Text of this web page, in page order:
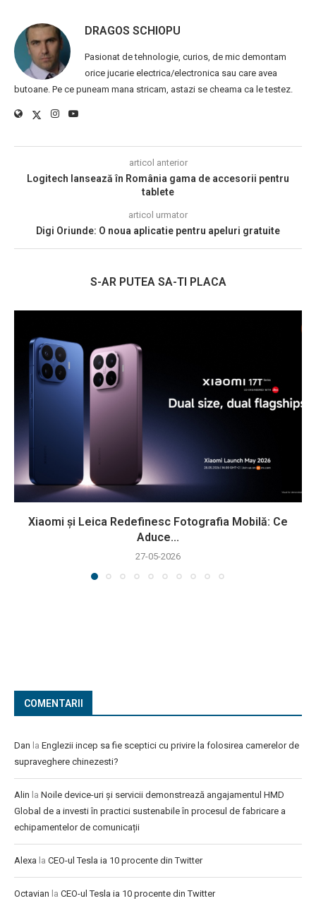
DRAGOS SCHIOPU
Pasionat de tehnologie, curios, de mic demontam
orice jucarie electrica/electronica sau care avea
butoane. Pe ce puneam mana stricam, astazi se cheama ca le testez.
articol anterior
Logitech lansează în România gama de accesorii pentru
tablete
articol urmator
Digi Oriunde: O noua aplicatie pentru apeluri gratuite
S-AR PUTEA SA-TI PLACA
Xiaomi și Leica Redefinesc Fotografia Mobilă: Ce
Aduce...
27-05-2026
COMENTARII
Dan la Englezii incep sa fie sceptici cu privire la folosirea camerelor de
supraveghere chinezesti?
Alin la Noile device-uri și servicii demonstrează angajamentul HMD
Global de a investi în practici sustenabile în procesul de fabricare a
echipamentelor de comunicații
Alexa la CEO-ul Tesla ia 10 procente din Twitter
Octavian la CEO-ul Tesla ia 10 procente din Twitter